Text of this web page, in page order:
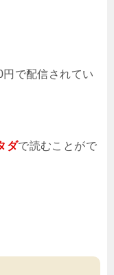
円で配信されてい
ダで読むことがで